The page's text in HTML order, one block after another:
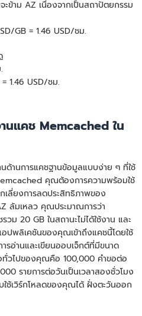
าม AZ เนื่องจากเป็นสถาปัตยกรรม
GB = 1.46 USD/ชม.
1.46 USD/ชม.
นแคช Memcached ใน
านการแคชฐานข้อมูลแบบง่าย ๆ ที่ใช้
คุณต้องการความพร้อมใช้
ลี่ยงการลดประสิทธิภาพของ
ล้มเหลว คุณประมาณการว่า
ม 20 GB ในสถานะไม่ได้ใช้งาน และ
อปพลิเคชันของคุณเข้าถึงแคชนี้โดยใช้
รอ่านและเขียนออบเจ็กต์ที่มีขนาด
ทั่วไปของคุณคือ 100,000 คําขอต่อ
รายการต่อวันเป็นเวลาสองชั่วโมง
ช้เวิร์กโหลดของคุณได้ ฝั่งตะวันออก